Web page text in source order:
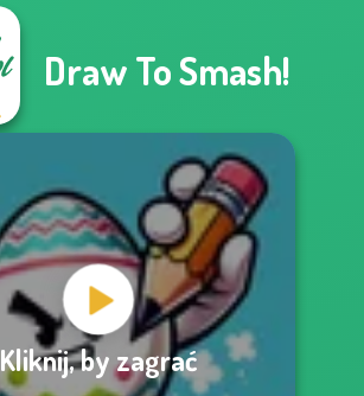
Draw To Smash!
Kliknij, by zagrać